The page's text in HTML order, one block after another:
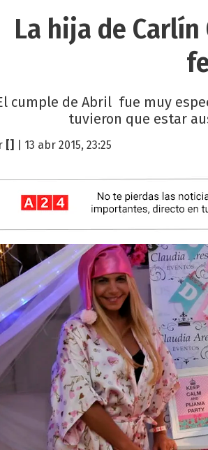
La hija de
cumple de Abril fue muy
tuvieron que estar
| 13 abr 2015, 23:25